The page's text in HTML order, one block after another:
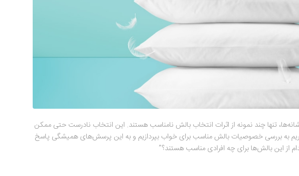
تنها چند نمونه از اثرات انتخاب بالش نامناسب هستند. این انتخاب نادرست حتی ممکن
به بررسی خصوصیات بالش مناسب برای خواب بپردازیم و به این پرسش‌های همیشگی پاسخ
از این بالش‌ها برای چه افرادی مناسب هستند؟”